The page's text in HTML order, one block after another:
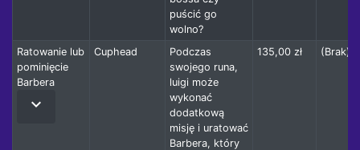
puścić go
wolno?
Ratowanie lub
pominięcie
Barbera
keyboard_arrow_down
Cuphead
Podczas
swojego runa,
luigi może
wykonać
dodatkową
misję i uratować
Barbera, który
135,00 zł (Brak)